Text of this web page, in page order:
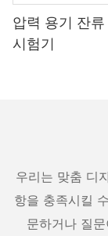
압력 용기 잔
시험기
우리는 맞춤 디
항을 충족시킬
문하거나 질